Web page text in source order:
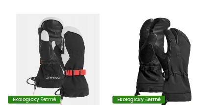
Ekologicky šetrné Ekologicky šetrné